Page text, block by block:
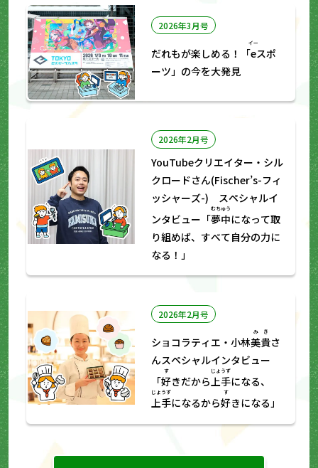
2026年3月号
だれもが楽しめる！「e
イー
スポ
ーツ」の今を大発見
2026年2月号
YouTubeクリエイター・シル
クロードさん(Fischer’s-フィ
ッシャーズ-) スペシャルイ
ンタビュー「夢中
むちゅう
になって取
り組めば、すべて自分の力に
なる！」
2026年2月号
ショコラティエ・小林美貴
みき
さ
んスペシャルインタビュー
「好
す
きだから 上手
じょうず
になる、
上手
じょうず
になるから好
す
きになる」